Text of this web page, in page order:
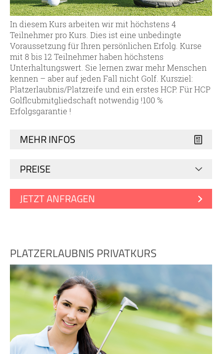
In diesem Kurs arbeiten wir mit höchstens 4
Teilnehmer pro Kurs. Dies ist eine unbedingte
Voraussetzung für Ihren persönlichen Erfolg. Kurse
mit 8 bis 12 Teilnehmer haben höchstens
Unterhaltungswert. Sie lernen zwar mehr Menschen
kennen – aber auf jeden Fall nicht Golf. Kursziel:
Platzerlaubnis/Platzreife und ein erstes HCP. Für HCP
Golflcubmitgliedschaft notwendig !100 %
Erfolgsgarantie !
MEHR INFOS
PREISE
JETZT ANFRAGEN
PLATZERLAUBNIS PRIVATKURS